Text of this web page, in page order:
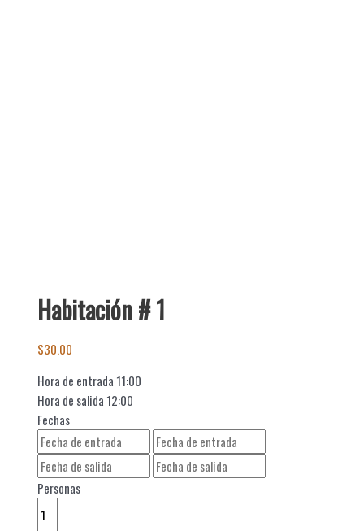
Habitación # 1
$30.00
Hora de entrada 11:00
Hora de salida 12:00
Fechas
Personas